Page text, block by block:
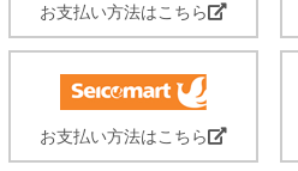
お支払い方法はこちら
お支払い方法はこちら